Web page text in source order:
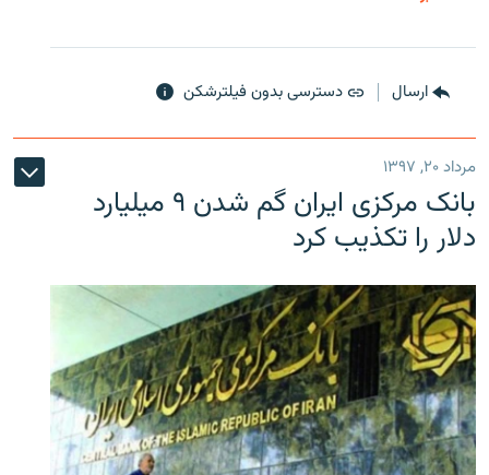
ارسال دسترسی بدون فیلترشکن
مرداد ۲۰, ۱۳۹۷
بانک مرکزی ایران گم شدن ۹ میلیارد
دلار را تکذیب کرد